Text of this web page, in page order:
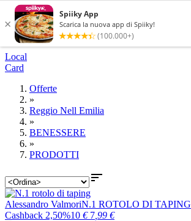
Local
Card
Offerte
»
Reggio Nell Emilia
»
BENESSERE
»
PRODOTTI

Alessandro ValmoriN.1 ROTOLO DI TAPING
Cashback 2,50%10 € 7 ,99 €